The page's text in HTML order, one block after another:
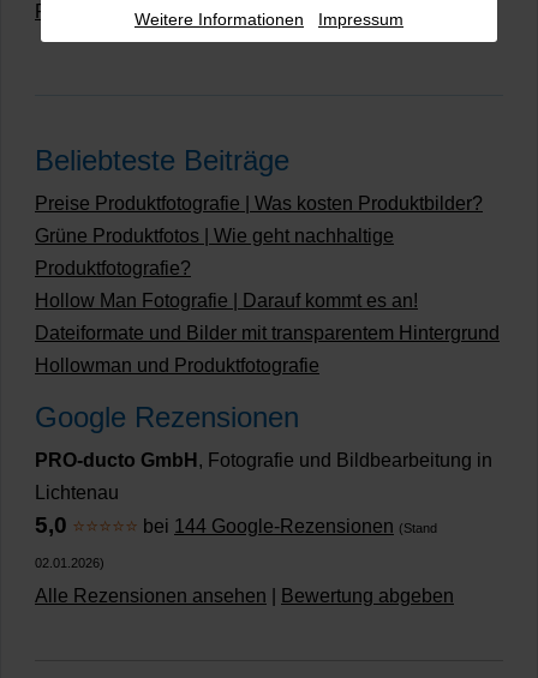
Produktfotografie?
Beliebteste Beiträge
Preise Produktfotografie | Was kosten Produktbilder?
Grüne Produktfotos | Wie geht nachhaltige
Produktfotografie?
Hollow Man Fotografie | Darauf kommt es an!
Dateiformate und Bilder mit transparentem Hintergrund
Hollowman und Produktfotografie
Google Rezensionen
PRO-ducto GmbH , Fotografie und Bildbearbeitung in
Lichtenau
5,0 ⭐⭐⭐⭐⭐ bei 144 Google-Rezensionen (Stand
02.01.2026)
Alle Rezensionen ansehen Bewertung abgeben
Weitere Informationen Impressum